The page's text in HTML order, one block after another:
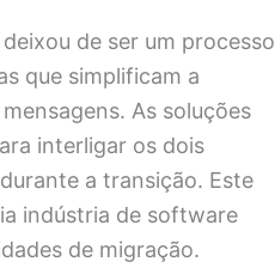
deixou de ser um processo
que simplificam a
As soluções
interligar os dois
a transição. Este
indústria de software
de migração.